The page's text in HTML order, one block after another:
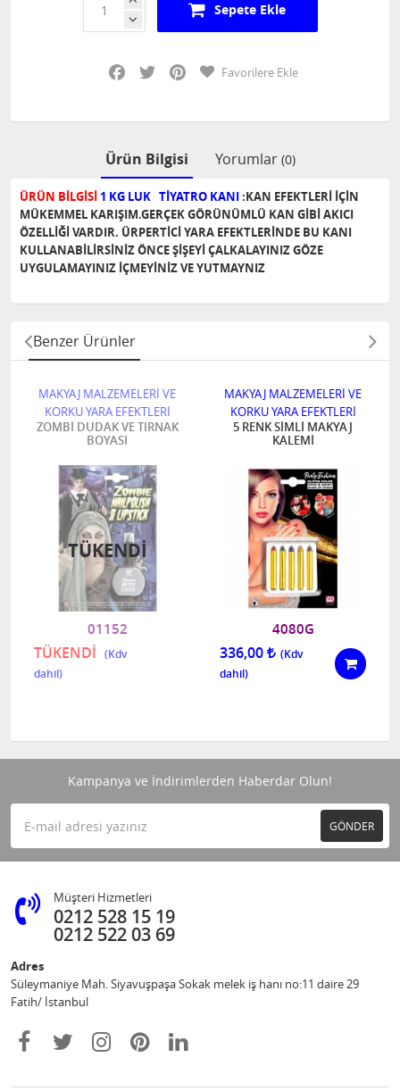
Sepete Ekle
Facebook
Twitter PinterestFavorilere Ekle
Ürün Bilgisi Yorumlar (0)
ÜRÜN BİLGİSİ 1 KG LUK TİYATRO KANI:KAN EFEKTLERİ İÇİN
MÜKEMMEL KARIŞIM.GERÇEK GÖRÜNÜMLÜ KAN GİBİ AKICI
ÖZELLİĞİ VARDIR. ÜRPERTİCİ YARA EFEKTLERİNDE BU KANI
KULLANABİLİRSİNİZ ÖNCE ŞİŞEYİ ÇALKALAYINIZ GÖZE
UYGULAMAYINIZ İÇMEYİNİZ VE YUTMAYNIZ
Benzer Ürünler
MAKYAJ MALZEMELERİ VE
KORKU YARA EFEKTLERİ
ZOMBİ DUDAK VE TIRNAK
BOYASI
01152
TÜKENDİ
TÜKENDI
MAKYAJ MALZEMELERİ VE
KORKU YARA EFEKTLERİ
5 RENK SİMLİ MAKYAJ
KALEMİ
4080G
336,00
Kampanya ve İndirimlerden Haberdar Olun!
GÖNDER
Müşteri Hizmetleri
0212 528 15 19
0212 522 03 69
Adres
Süleymaniye Mah. Siyavuşpaşa Sokak melek iş hanı no:11 daire 29
Fatih/ İstanbul